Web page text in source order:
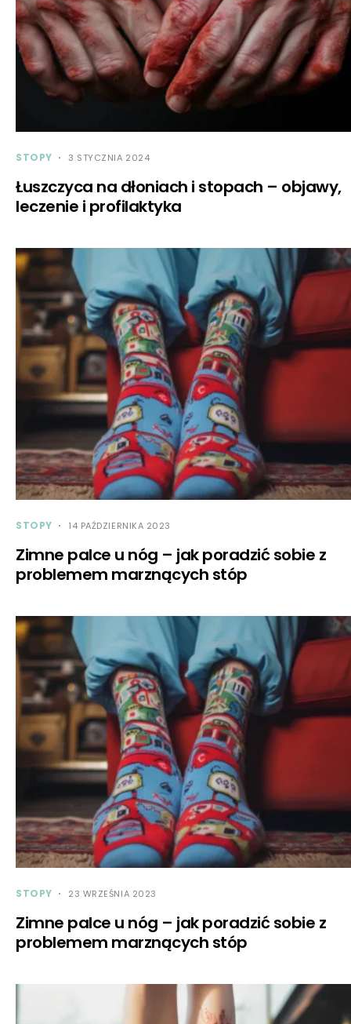
STOPY 3 STYCZNIA 2024
Łuszczyca na dłoniach i stopach – objawy,
leczenie i profilaktyka
STOPY 14 PAŹDZIERNIKA 2023
Zimne palce u nóg – jak poradzić sobie z
problemem marznących stóp
STOPY 23 WRZEŚNIA 2023
Zimne palce u nóg – jak poradzić sobie z
problemem marznących stóp